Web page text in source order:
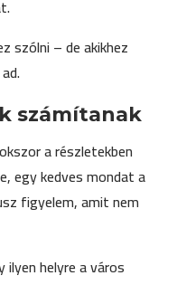
szólni – de akikhez
számítanak
a részletekben
egy kedves mondat a
figyelem, amit nem
ilyen helyre a város